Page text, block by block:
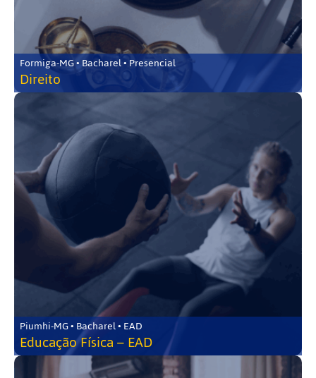
Formiga-MG • Bacharel • Presencial
Direito
Piumhi-MG • Bacharel • EAD
Educação Física – EAD